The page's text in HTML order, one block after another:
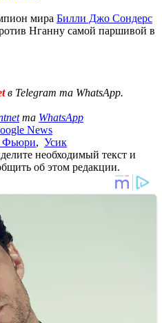
мира Билли Джо Сондерс
Нганну самой паршивой в
в Telegram та WhatsApp.
та WhatsApp
News
Фьюри, Усик
необходимый текст и
об этом редакции.